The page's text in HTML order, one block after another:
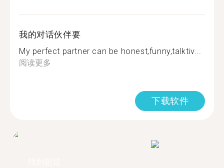
我的对话伙伴要
My perfect partner can be honest,funny,talktiv...
阅读更多
下载软件